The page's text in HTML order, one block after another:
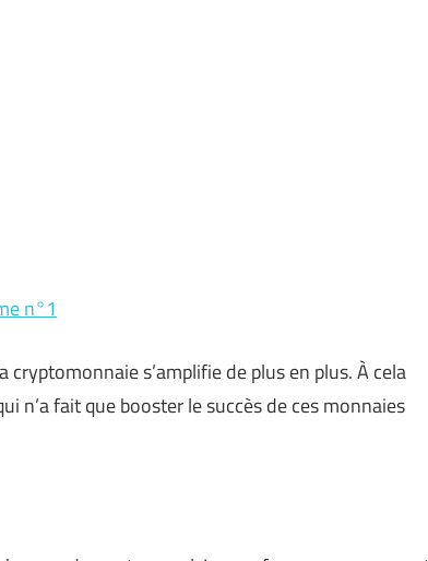
n°1
s’amplifie de plus en plus. À cela
n’a fait que booster le succès de ces monnaies